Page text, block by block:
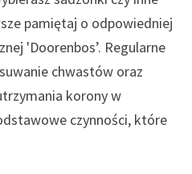
pamiętaj o odpowiedniej
'Doorenbos’. Regularne
chwastów oraz
korony w
czynności, które